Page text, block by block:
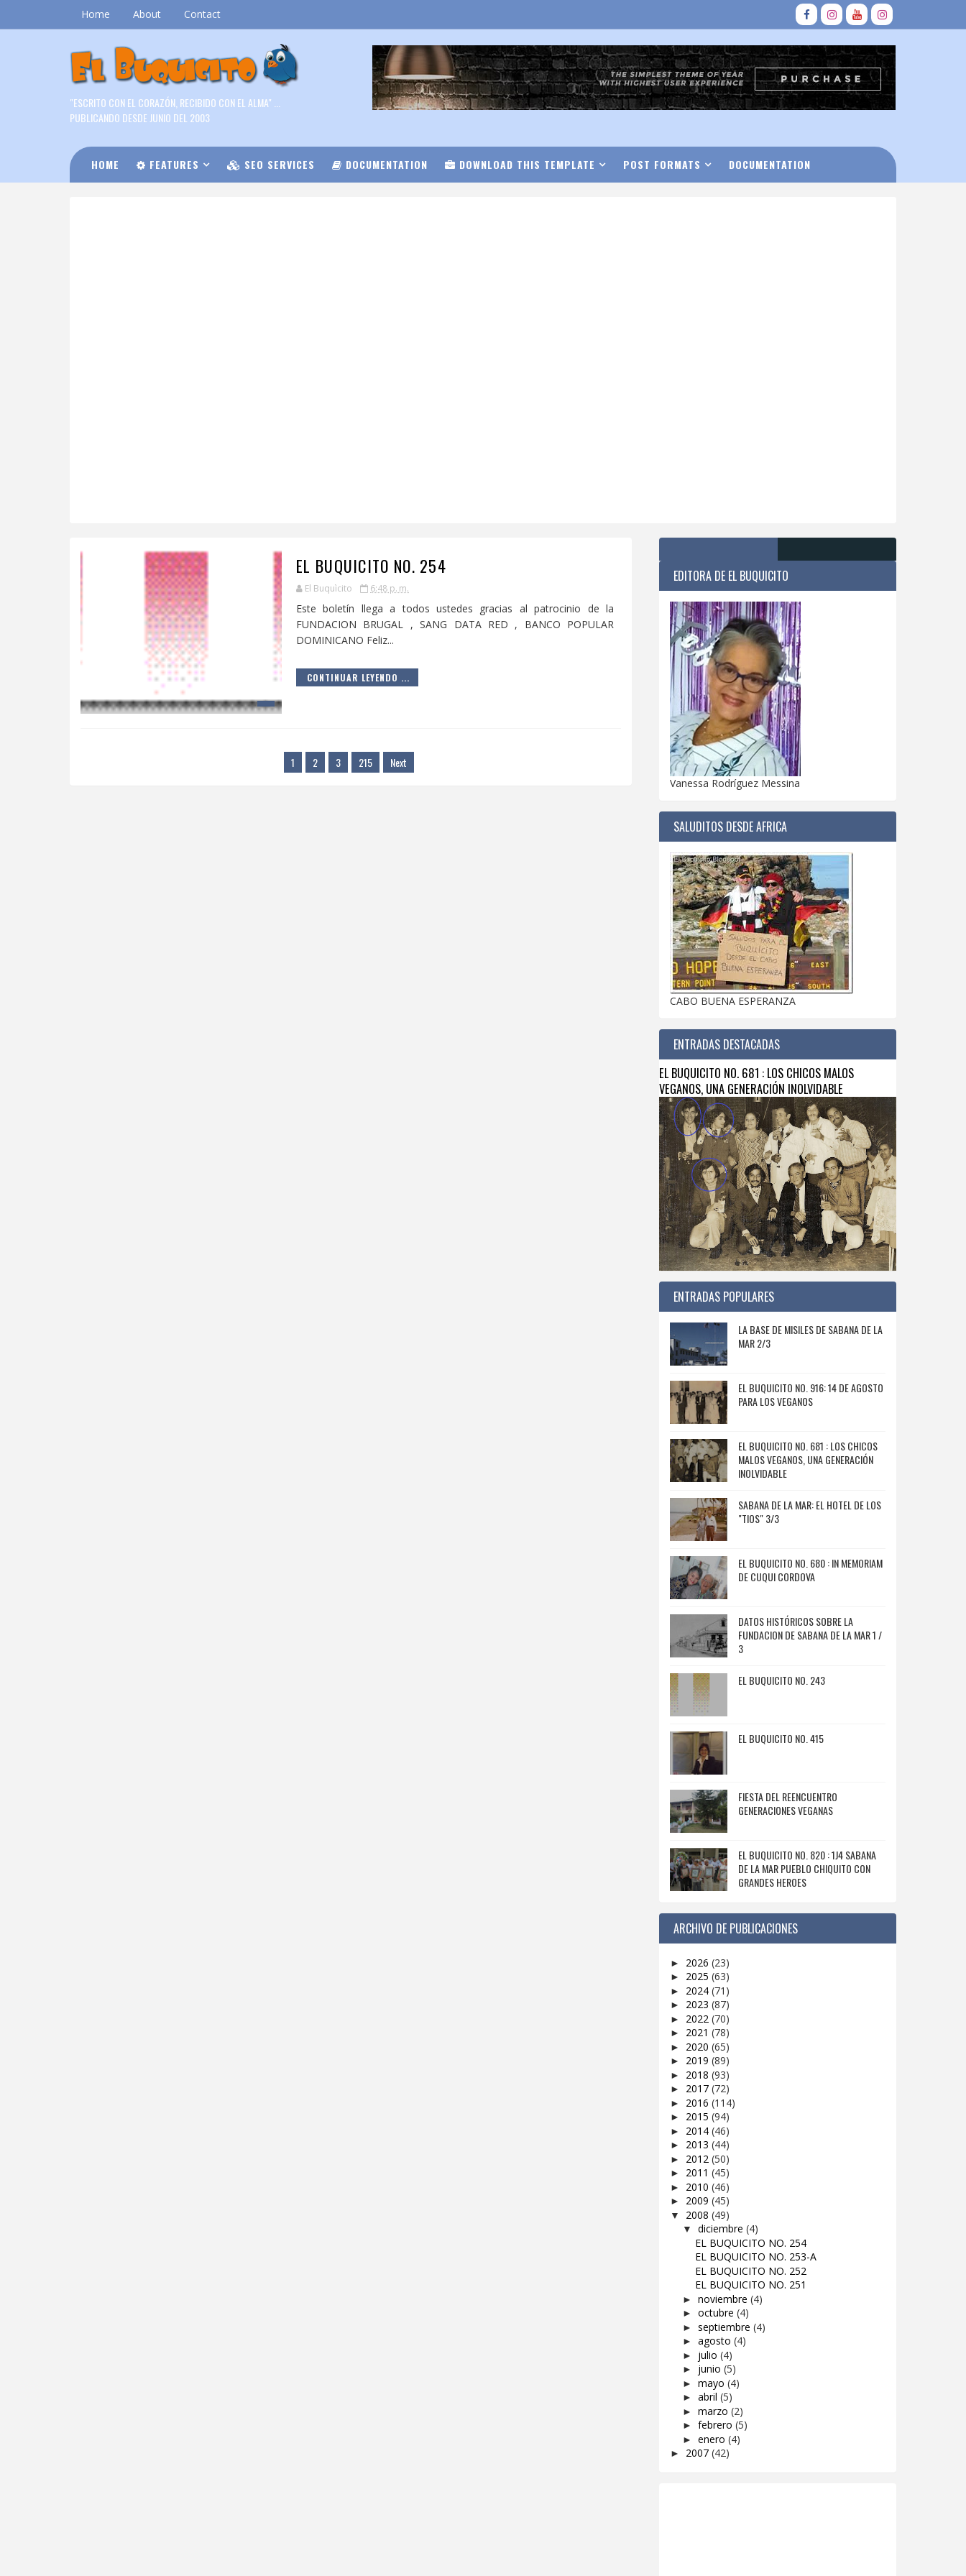
Home About Contact
"ESCRITO CON EL CORAZÓN, RECIBIDO CON EL ALMA" ...
PUBLICANDO DESDE JUNIO DEL 2003
HOME FEATURES SEO SERVICES DOCUMENTATION DOWNLOAD THIS TEMPLATE POST FORMATS DOCUMENTATION
EL BUQUICITO NO. 254
El Buquìcito 6:48 p. m.
Este boletín llega a todos ustedes gracias al patrocinio de la
FUNDACION BRUGAL , SANG DATA RED , BANCO POPULAR
DOMINICANO Feliz...
CONTINUAR LEYENDO ...
1 2 3 215 Next
EDITORA DE EL BUQUICITO
Vanessa Rodríguez Messina
SALUDITOS DESDE AFRICA
CABO BUENA ESPERANZA
ENTRADAS DESTACADAS
EL BUQUICITO NO. 681 : LOS CHICOS MALOS
VEGANOS, UNA GENERACIÓN INOLVIDABLE
ENTRADAS POPULARES
LA BASE DE MISILES DE SABANA DE LA
MAR 2/3
EL BUQUICITO NO. 916: 14 DE AGOSTO
PARA LOS VEGANOS
EL BUQUICITO NO. 681 : LOS CHICOS
MALOS VEGANOS, UNA GENERACIÓN
INOLVIDABLE
SABANA DE LA MAR: EL HOTEL DE LOS
"TIOS" 3/3
EL BUQUICITO NO. 680 : IN MEMORIAM
DE CUQUI CORDOVA
DATOS HISTÓRICOS SOBRE LA
FUNDACION DE SABANA DE LA MAR 1 /
3
EL BUQUICITO NO. 243
EL BUQUICITO NO. 415
FIESTA DEL REENCUENTRO
GENERACIONES VEGANAS
EL BUQUICITO NO. 820 : 1J4 SABANA
DE LA MAR PUEBLO CHIQUITO CON
GRANDES HEROES
ARCHIVO DE PUBLICACIONES
► 2026 (23)
► 2025 (63)
► 2024 (71)
► 2023 (87)
► 2022 (70)
► 2021 (78)
► 2020 (65)
► 2019 (89)
► 2018 (93)
► 2017 (72)
► 2016 (114)
► 2015 (94)
► 2014 (46)
► 2013 (44)
► 2012 (50)
► 2011 (45)
► 2010 (46)
► 2009 (45)
▼ 2008 (49)
▼ diciembre (4)
EL BUQUICITO NO. 254
EL BUQUICITO NO. 253-A
EL BUQUICITO NO. 252
EL BUQUICITO NO. 251
► noviembre (4)
► octubre (4)
► septiembre (4)
► agosto (4)
► julio (4)
► junio (5)
► mayo (4)
► abril (5)
► marzo (2)
► febrero (5)
► enero (4)
► 2007 (42)